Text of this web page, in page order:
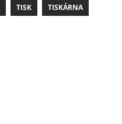
TISK TISKÁRNA